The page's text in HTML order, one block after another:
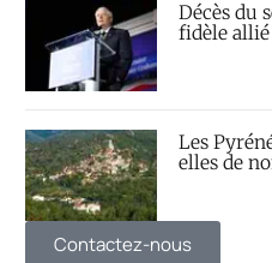
Décès du
fidèle
Les
elles de
Contactez-nous